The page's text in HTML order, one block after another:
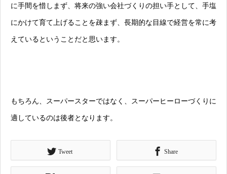
に手間を惜しまず、将来の強い会社づくりの担い手として、手塩
にかけて育て上げることを疎まず、長期的な目線で経営を常に考
えているということだと思います。
もちろん、スーパースターではなく、スーパーヒーローづくりに
適しているのは後者となります。
Tweet Share